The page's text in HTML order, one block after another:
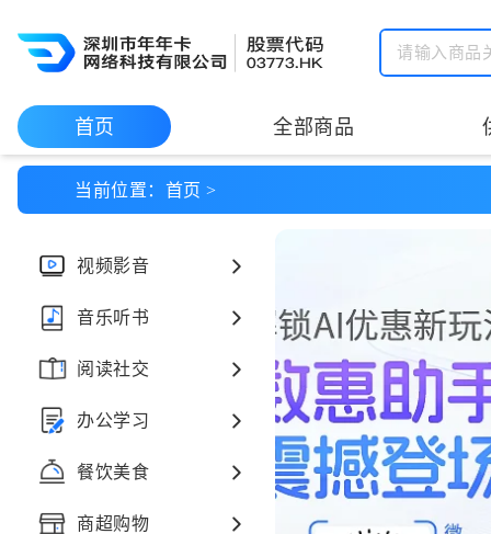
请输入商品
首页 全部商品
当前位置： 首页 >
视频影音
音乐听书
阅读社交
办公学习
餐饮美食
商超购物